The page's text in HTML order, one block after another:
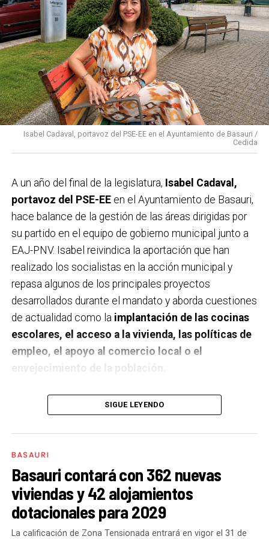
Isabel Cadaval, portavoz del PSE-EE en el Ayuntamiento de Basauri /
Cedida
A un año del final de la legislatura, Isabel Cadaval,
portavoz del PSE-EEen el Ayuntamiento de Basauri,
hace balance de la gestión de las áreas dirigidas por
su partido en el equipo de gobierno municipal junto a
EAJ-PNV. Isabel reivindica la aportación que han
realizado los socialistas en la acción municipal y
repasa algunos de los principales proyectos
desarrollados durante el mandato y aborda cuestiones
de actualidad como la implantación de las cocinas
escolares, el acceso a la vivienda, las políticas de
empleo, el apoyo al comercio local o el
envejecimiento de la población.
A un año de acabar la legislatura, ¿qué balance
haces de la gestión del PSE en tus áreas dentro
del equipo de gobierno y qué proyectos
los gobiernos sirve para transformar y mejorar la vida
de las personas y, por eso, tan importante como la
gestión en las áreas de nuestra responsabilidad es la
impronta que marcamos en cuáles son las prioridades
SIGUE LEYENDO
BASAURI
Basauri contará con 362 nuevas
viviendas y 42 alojamientos
dotacionales para 2029
La calificación de Zona Tensionada entrará en vigor el 31 de